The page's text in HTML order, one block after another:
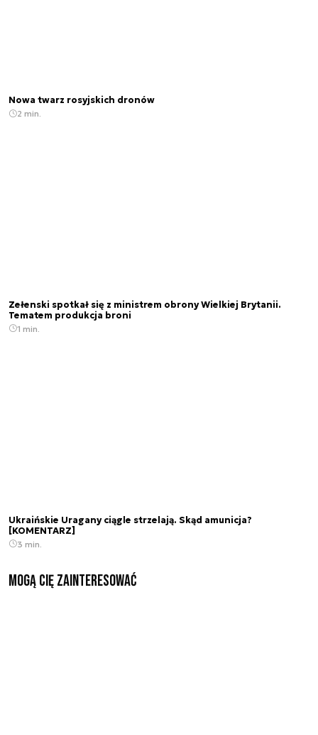
Nowa twarz rosyjskich dronów
2 min.
Zełenski spotkał się z ministrem obrony Wielkiej Brytanii.
Tematem produkcja broni
1 min.
Ukraińskie Uragany ciągle strzelają. Skąd amunicja?
[KOMENTARZ]
3 min.
Mogą Cię zainteresować